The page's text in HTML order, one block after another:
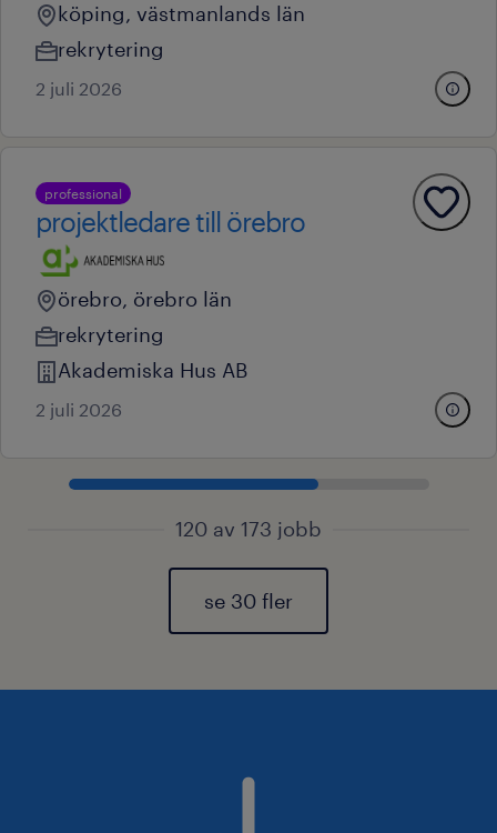
köping, västmanlands län
rekrytering
2 juli 2026
professional
projektledare till örebro
örebro, örebro län
rekrytering
Akademiska Hus AB
2 juli 2026
120 av 173 jobb
se 30 fler